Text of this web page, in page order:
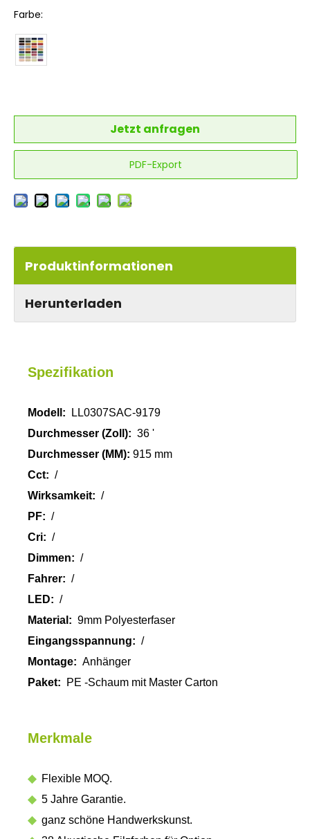
Farbe:
Jetzt anfragen
PDF-Export
Produktinformationen
Herunterladen
Spezifikation
Modell:
LL0307SAC-9179
Durchmesser (Zoll): 36 '
Durchmesser (MM): 915 mm
Cct: /
Wirksamkeit: /
PF: /
Cri: /
Dimmen: /
Fahrer: /
LED: /
Material: 9mm Polyesterfaser
Eingangsspannung: /
Montage: Anhänger
Paket:
PE -Schaum mit Master Carton
Merkmale
◆ Flexible MOQ.
◆ 5 Jahre Garantie.
◆ ganz schöne Handwerkskunst.